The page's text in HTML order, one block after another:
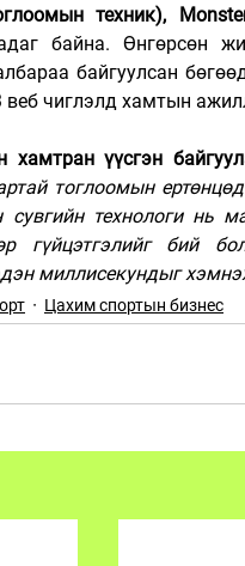
техник),
байна. Өнгөрсөн
байгуулсан
веб чиглэлд хамтын
тоглоомын
сувгийн технологи нь
гүйцэтгэлийг бий
миллисекундыг
Цахим спортын бизнес